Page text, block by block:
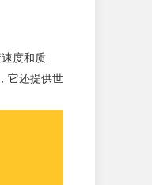
度和质
它还提供世